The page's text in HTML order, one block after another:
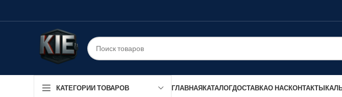
КАТЕГОРИИ ТОВАРОВ ГЛАВНАЯКАТАЛОГДОСТАВКАО НАСКОНТАКТЫ